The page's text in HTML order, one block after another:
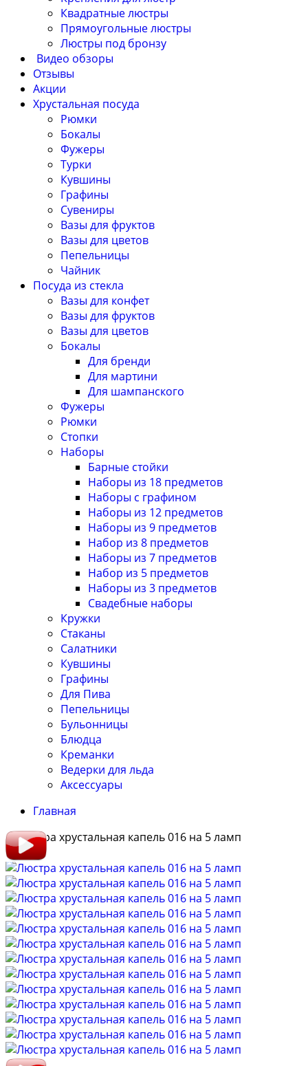
Квадратные люстры
Прямоугольные люстры
Люстры под бронзу
Видео обзоры
Отзывы
Акции
Хрустальная посуда
Рюмки
Бокалы
Фужеры
Турки
Кувшины
Графины
Сувениры
Вазы для фруктов
Вазы для цветов
Пепельницы
Чайник
Посуда из стекла
Вазы для конфет
Вазы для фруктов
Вазы для цветов
Бокалы
Для бренди
Для мартини
Для шампанского
Фужеры
Рюмки
Стопки
Наборы
Барные стойки
Наборы из 18 предметов
Наборы с графином
Наборы из 12 предметов
Наборы из 9 предметов
Набор из 8 предметов
Наборы из 7 предметов
Набор из 5 предметов
Наборы из 3 предметов
Свадебные наборы
Кружки
Стаканы
Салатники
Кувшины
Графины
Для Пива
Пепельницы
Бульонницы
Блюдца
Креманки
Ведерки для льда
Аксессуары
Главная